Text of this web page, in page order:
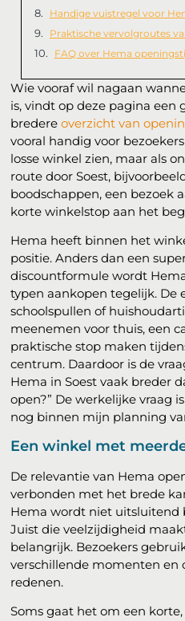
Wie vooraf wil nagaan
is, vindt op deze pagina
bredereoverzicht van
vooral handig voor
losse winkel zien, maar als
route door Soest,
boodschappen, een bezoek
korte winkelstop aan het
Hema heeft binnen het
positie. Anders dan een
discountformule wordt
typen aankopen tegelijk. De
schoolspullen of
meenemen voor thuis, een
praktische stop maken
centrum. Daardoor is de
Hema in Soest vaak breder
open?” De werkelijke vraag
nog binnen mijn planning
Een winkel met
De relevantie van Hema
verbonden met het brede
Hema wordt niet uitsluitend
Juist die veelzijdigheid
belangrijk. Bezoekers
verschillende momenten en
redenen.
Soms gaat het om een
Handige vuistregel voor
Praktische vervolgroutes
FAQ over Hema